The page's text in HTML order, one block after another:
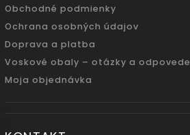
Obchodné podmienky
Ochrana osobných údajov
Doprava a platba
Voskové obaly – otázky a odpovede
Moja objednávka